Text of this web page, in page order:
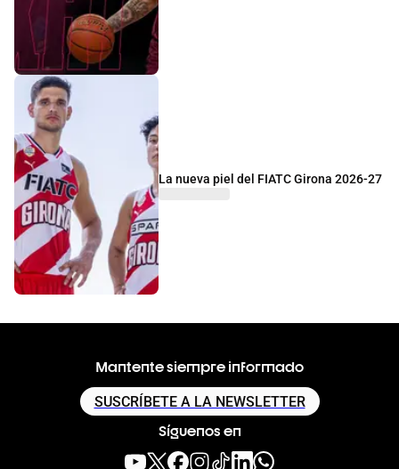
La nueva piel del FIATC Girona 2026-27
Mantente siempre informado
SUSCRÍBETE A LA NEWSLETTER
Síguenos en